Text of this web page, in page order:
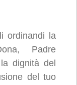
ordinandi la
Padre
dignità del
del tuo